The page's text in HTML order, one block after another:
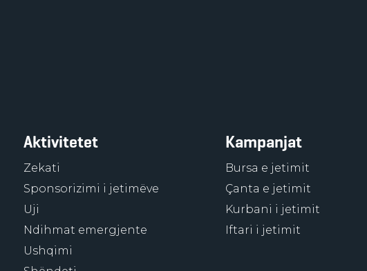
Aktivitetet
Zekati
Sponsorizimi i jetimëve
Uji
Ndihmat emergjente
Ushqimi
Kampanjat
Bursa e jetimit
Çanta e jetimit
Kurbani i jetimit
Iftari i jetimit